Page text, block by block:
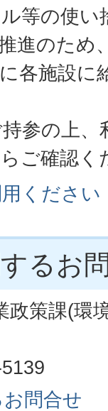
等の使
進のため
各施設に
参の上、
ご確認く
ください
るお
政策課(環
問合せ